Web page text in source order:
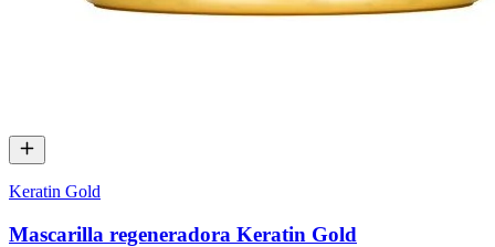
Keratin Gold
Mascarilla regeneradora Keratin Gold